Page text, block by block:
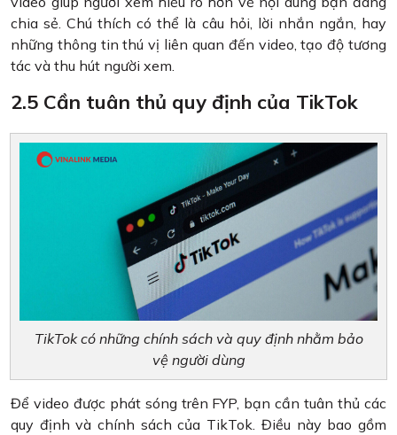
chia sẻ. Chú thích có thể là câu hỏi, lời nhắn ngắn, hay
những thông tin thú vị liên quan đến video, tạo độ tương
tác và thu hút người xem.
2.5 Cần tuân thủ quy định của TikTok
TikTok có những chính sách và quy định nhằm bảo
vệ người dùng
Để video được phát sóng trên FYP, bạn cần tuân thủ các
quy định và chính sách của TikTok. Điều này bao gồm